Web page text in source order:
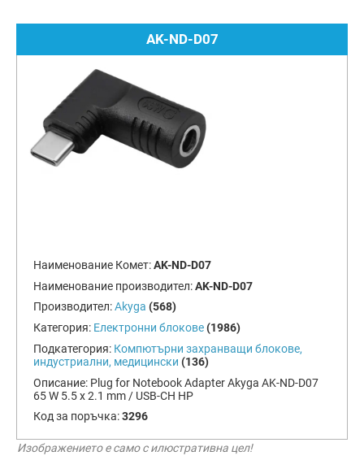
AK-ND-D07
Наименование Комет:AK-ND-D07
Наименование производител:AK-ND-D07
Производител:Akyga (568)
Категория: Електронни блокове (1986)
Подкатегория: Компютърни захранващи блокове,
индустриални, медицински (136)
Описание: Plug for Notebook Adapter Akyga AK-ND-D07
65 W 5.5 x 2.1 mm / USB-CH HP
Код за поръчка:3296
Изображението е само с илюстративна цел!